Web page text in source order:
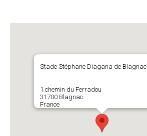
Stade Stéphane Diagana de Blagnac
1 chemin du Ferradou
31700 Blagnac
France